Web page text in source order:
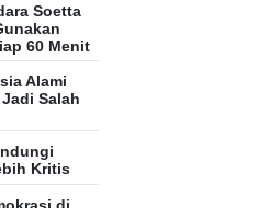
Soetta
60 Menit
Alami
Salah
Kritis